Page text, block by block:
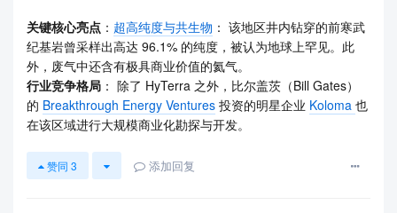
关键核心亮点 ： 超高纯度与共生物 ： 该地区井内钻穿的前寒武
纪基岩曾采样出高达 96.1% 的纯度，被认为地球上罕见。此
外，废气中还含有极具商业价值的氦气。
行业竞争格局 ： 除了 HyTerra 之外，比尔盖茨（Bill Gates）
的 Breakthrough Energy Ventures 投资的明星企业 Koloma 也
在该区域进行大规模商业化勘探与开发。
赞同 3 添加回复